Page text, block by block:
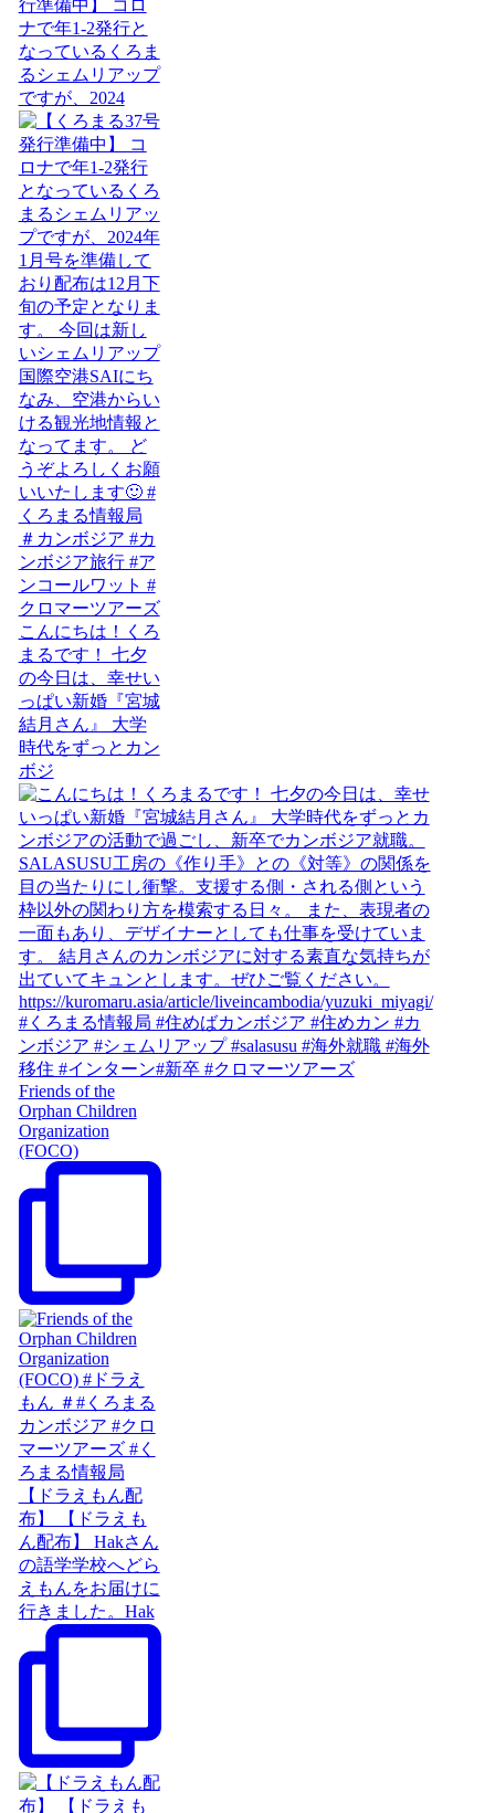
行準備中】 コロ
ナで年1-2発行と
なっているくろま
るシェムリアップ
ですが、2024
こんにちは！くろ
まるです！ 七夕
の今日は、幸せい
っぱい新婚『宮城
結月さん』 大学
時代をずっとカン
ボジ
Friends of the
Orphan Children
Organization
(FOCO)
【ドラえもん配
布】 【ドラえも
ん配布】 Hakさん
の語学学校へどら
えもんをお届けに
行きました。Hak